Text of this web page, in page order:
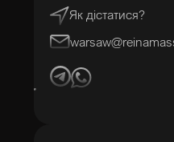
Як дістатися?